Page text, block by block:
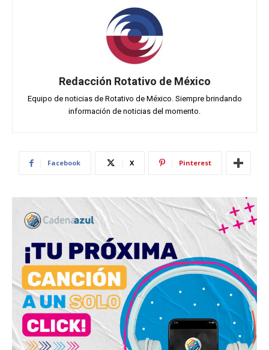
Redacción Rotativo de México
Equipo de noticias de Rotativo de México. Siempre brindando
información de noticias del momento.
Facebook X Pinterest